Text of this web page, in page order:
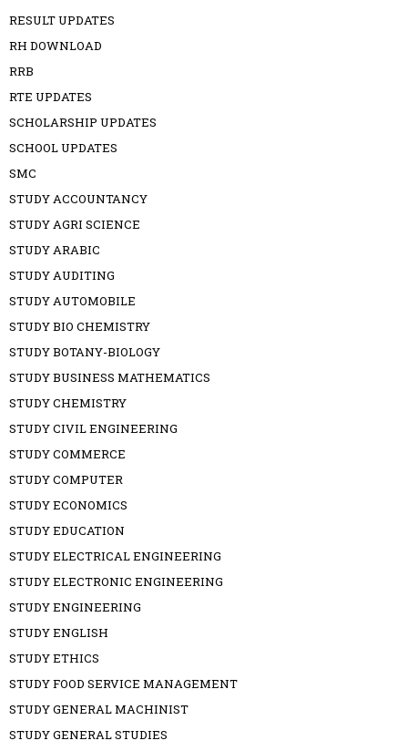
RESULT UPDATES
RH DOWNLOAD
RRB
RTE UPDATES
SCHOLARSHIP UPDATES
SCHOOL UPDATES
SMC
STUDY ACCOUNTANCY
STUDY AGRI SCIENCE
STUDY ARABIC
STUDY AUDITING
STUDY AUTOMOBILE
STUDY BIO CHEMISTRY
STUDY BOTANY-BIOLOGY
STUDY BUSINESS MATHEMATICS
STUDY CHEMISTRY
STUDY CIVIL ENGINEERING
STUDY COMMERCE
STUDY COMPUTER
STUDY ECONOMICS
STUDY EDUCATION
STUDY ELECTRICAL ENGINEERING
STUDY ELECTRONIC ENGINEERING
STUDY ENGINEERING
STUDY ENGLISH
STUDY ETHICS
STUDY FOOD SERVICE MANAGEMENT
STUDY GENERAL MACHINIST
STUDY GENERAL STUDIES